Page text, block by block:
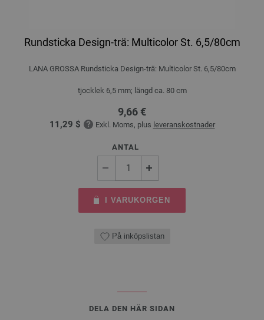
Rundsticka Design-trä: Multicolor St. 6,5/80cm
LANA GROSSA Rundsticka Design-trä: Multicolor St. 6,5/80cm
tjocklek 6,5 mm; längd ca. 80 cm
9,66 €
11,29 $ Exkl. Moms, plus leveranskostnader
ANTAL
I VARUKORGEN
På inköpslistan
DELA DEN HÄR SIDAN